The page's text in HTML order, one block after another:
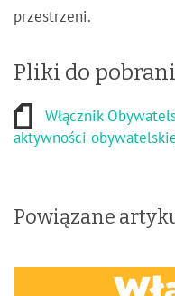
przestrzeni.
Pliki do
Włącznik
aktywności
Powiązane